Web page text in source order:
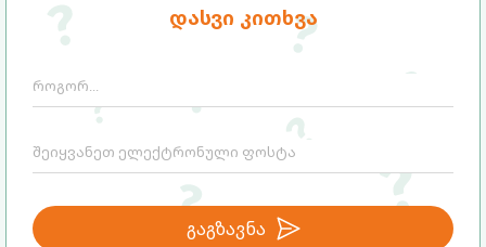
დასვი კითხვა
გაგზავნა
როგორ გადავარჩინოთ ახალგაზრდა ხეები